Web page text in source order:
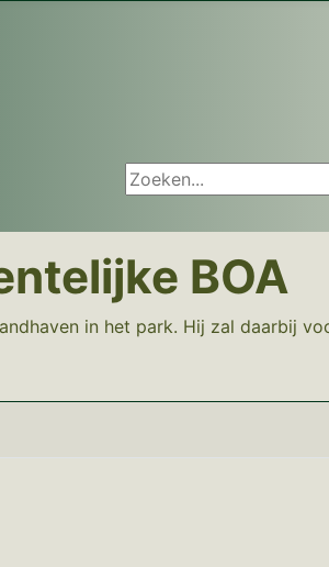
Zoeken...
BOA
in het park. Hij zal daarbij